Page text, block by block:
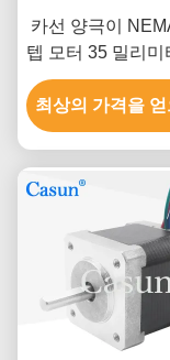
카선 양극이
텝 모터 35 밀리미
트 DC 스텝
최상의 가격을 얻